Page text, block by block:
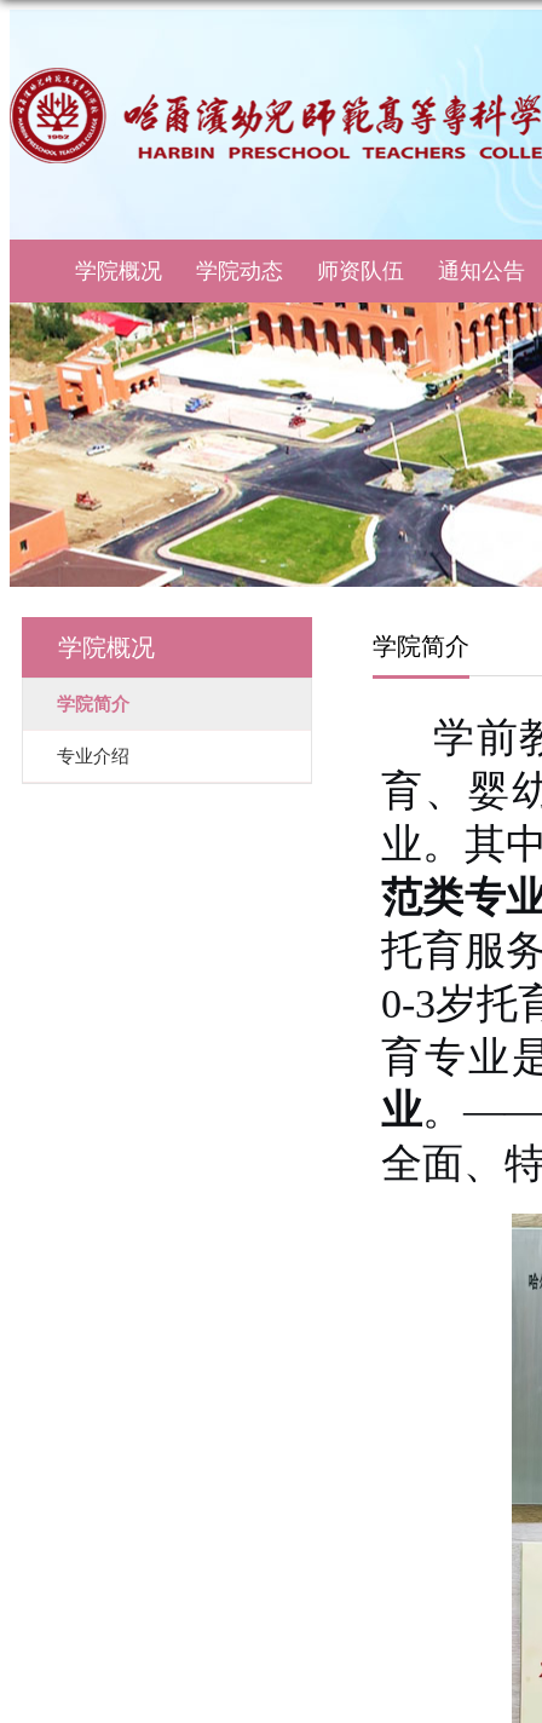
学院概况 学院动态 师资队伍 通知公告
学院概况
学院简介
专业介绍
学院简介
学前
育、婴
业。其
范类专
托育服
0-3岁托
育专业
业。
全面、